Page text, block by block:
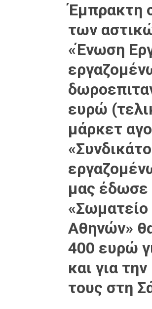
Έμπρακτη
των
«Ένωση
ευρώ
μάρκετ
μας έδωσε
Αθηνών»
400 ευρώ
και για
τους στη